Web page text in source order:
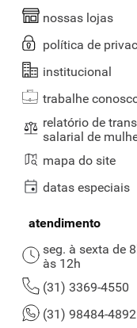
nossas lojas
política de
institucional
trabalhe
relatório de
salarial de
mapa do site
datas especiais
atendimento
seg. à sexta de
às 12h
(31) 3369-4550
(31) 98484-4892